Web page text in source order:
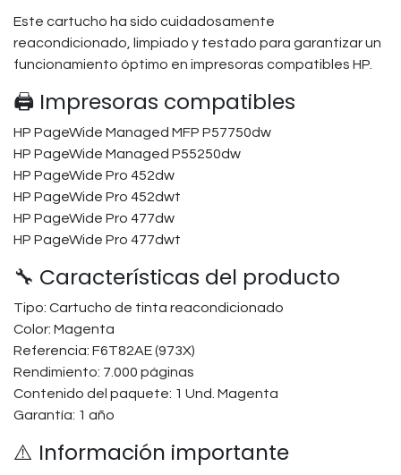
Este cartucho ha sido cuidadosamente
reacondicionado, limpiado y testado para garantizar un
funcionamiento óptimo en impresoras compatibles HP.
🖨️ Impresoras compatibles
HP PageWide Managed MFP P57750dw
HP PageWide Managed P55250dw
HP PageWide Pro 452dw
HP PageWide Pro 452dwt
HP PageWide Pro 477dw
HP PageWide Pro 477dwt
🔧 Características del producto
Tipo: Cartucho de tinta reacondicionado
Color: Magenta
Referencia: F6T82AE (973X)
Rendimiento: 7.000 páginas
Contenido del paquete: 1 Und. Magenta
Garantía: 1 año
⚠️ Información importante